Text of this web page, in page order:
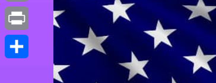
Email
Print
Μοιραστείτε